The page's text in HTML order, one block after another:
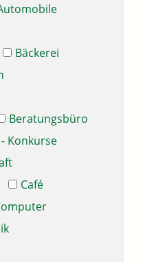
Bäckerei
Beratungsbüro
Konkurse
Café